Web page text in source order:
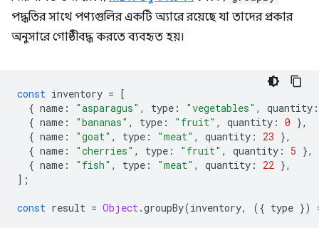
পদ্ধতির সাথে পণ্যগুলির একটি অ্যারে রয়েছে যা তাদের প্রকার
অনুসারে গোষ্ঠীবদ্ধ করতে ব্যবহৃত হয়।
const inventory = [
{ name : "asparagus" , type : "vegetables" , quantity :
{ name : "bananas" , type : "fruit" , quantity : 0 },
{ name : "goat" , type : "meat" , quantity : 23 },
{ name : "cherries" , type : "fruit" , quantity : 5 },
{ name : "fish" , type : "meat" , quantity : 22 },
];
const result = Object .groupBy(inventory, ({ type })